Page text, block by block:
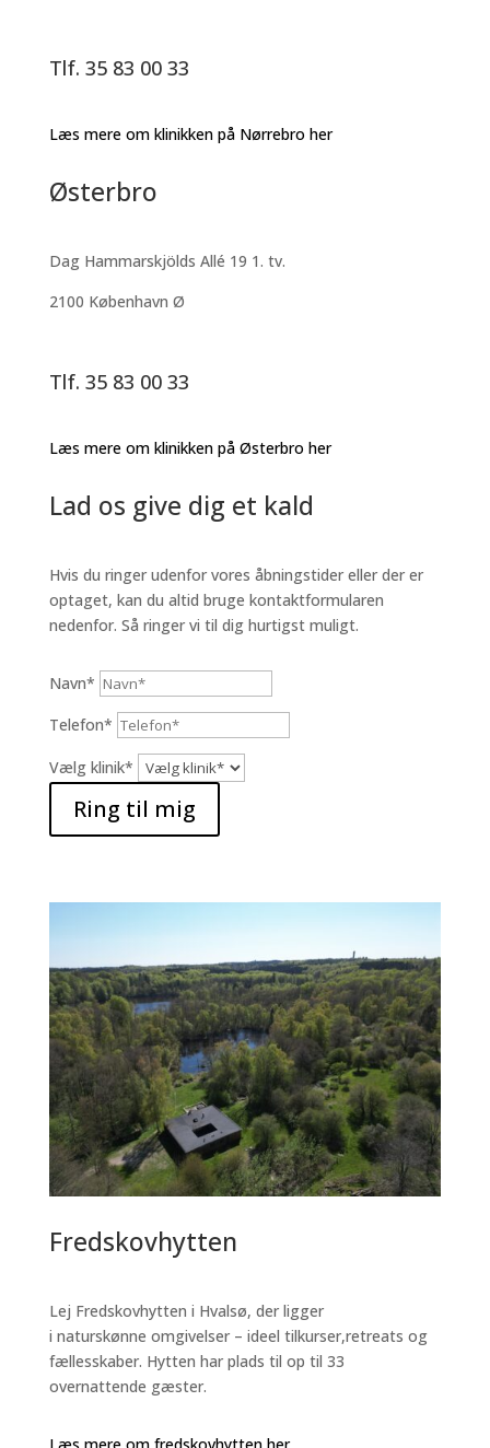
Tlf. 35 83 00 33
Læs mere om klinikken på Nørrebro her
Østerbro
Dag Hammarskjölds Allé 19 1. tv.
2100 København Ø
Tlf. 35 83 00 33
Læs mere om klinikken på Østerbro her
Lad os give dig et kald
Hvis du ringer udenfor vores åbningstider eller der er
optaget, kan du altid bruge kontaktformularen
nedenfor. Så ringer vi til dig hurtigst muligt.
Navn*
Telefon*
Vælg klinik*
Ring til mig
Fredskovhytten
Lej Fredskovhytten i Hvalsø, der ligger
i naturskønne omgivelser – ideel tilkurser,retreats og
fællesskaber. Hytten har plads til op til 33
overnattende gæster.